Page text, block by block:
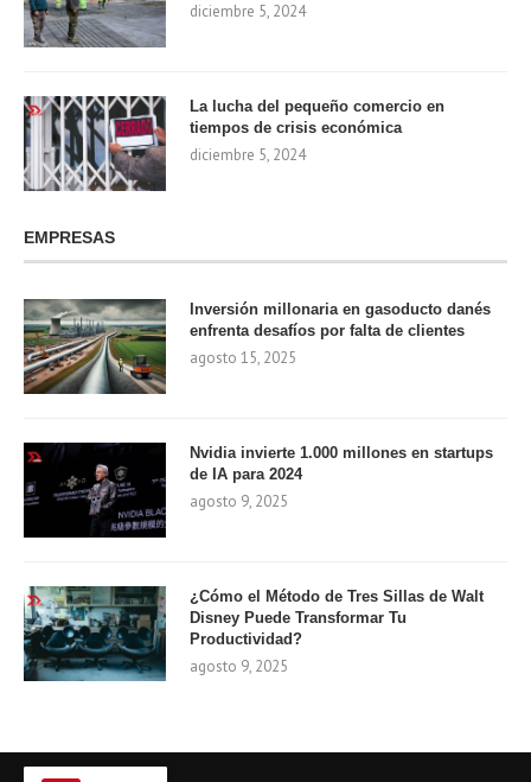
diciembre 5, 2024
La lucha del pequeño comercio en
tiempos de crisis económica
diciembre 5, 2024
EMPRESAS
Inversión millonaria en gasoducto danés
enfrenta desafíos por falta de clientes
agosto 15, 2025
Nvidia invierte 1.000 millones en startups
de IA para 2024
agosto 9, 2025
¿Cómo el Método de Tres Sillas de Walt
Disney Puede Transformar Tu
Productividad?
agosto 9, 2025